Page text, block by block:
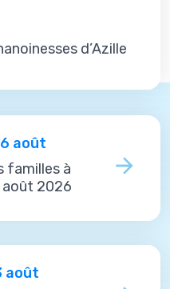
d’Azille
août
familles à
août 2026
août